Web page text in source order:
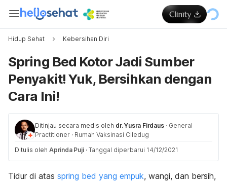
Hidup Sehat Kebersihan Diri
Spring Bed Kotor Jadi Sumber
Penyakit! Yuk, Bersihkan dengan
Cara Ini!
Ditinjau secara medis oleh dr. Yusra Firdaus · General
Practitioner · Rumah Vaksinasi Ciledug
Ditulis oleh Aprinda Puji · Tanggal diperbarui 14/12/2021
Tidur di atas spring bed yang empuk, wangi, dan bersih,